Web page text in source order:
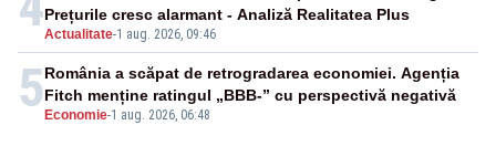
Actualitate-1 aug. 2026, 09:46
Prețurile cresc alarmant - Analiză Realitatea Plus
5 Economie-1 aug. 2026, 06:48
România a scăpat de retrogradarea economiei. Agenția
Fitch menține ratingul „BBB-” cu perspectivă negativă